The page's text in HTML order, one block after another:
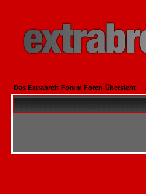
Das Extrabreit-Forum Foren-Übersicht